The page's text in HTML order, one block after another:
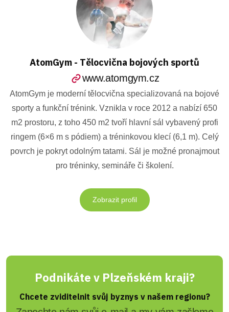
AtomGym - Tělocvična bojových sportů
www.atomgym.cz
AtomGym je moderní tělocvična specializovaná na bojové
sporty a funkční trénink. Vznikla v roce 2012 a nabízí 650
m2 prostoru, z toho 450 m2 tvoří hlavní sál vybavený profi
ringem (6×6 m s pódiem) a tréninkovou klecí (6,1 m). Celý
povrch je pokryt odolným tatami. Sál je možné pronajmout
pro tréninky, semináře či školení.
Zobrazit profil
Podnikáte v Plzeňském kraji?
Chcete zviditelnit svůj byznys v našem regionu?